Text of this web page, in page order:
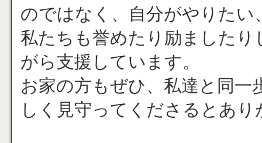
のではなく、自分がやりた
私たちも誉めたり励ました
がら支援しています。
お家の方もぜひ、私達と同
しく見守ってくださるとあ